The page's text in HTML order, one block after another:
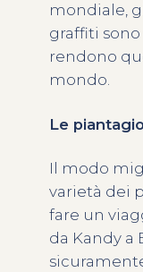
mondiale,
graffiti
rendono
mondo.
Le
Il modo
varietà dei
fare un
da Kandy a